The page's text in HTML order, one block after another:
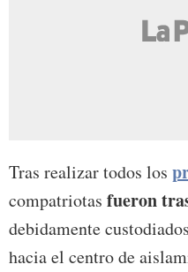
Tras realizar todos los
compatriotas fueron
debidamente
hacia el centro de